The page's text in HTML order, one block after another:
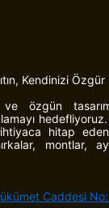
Kendinizi
özgün
hitap eden
montlar,
Caddesi